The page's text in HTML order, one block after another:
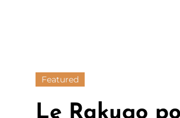
Featured
Le Rakugo